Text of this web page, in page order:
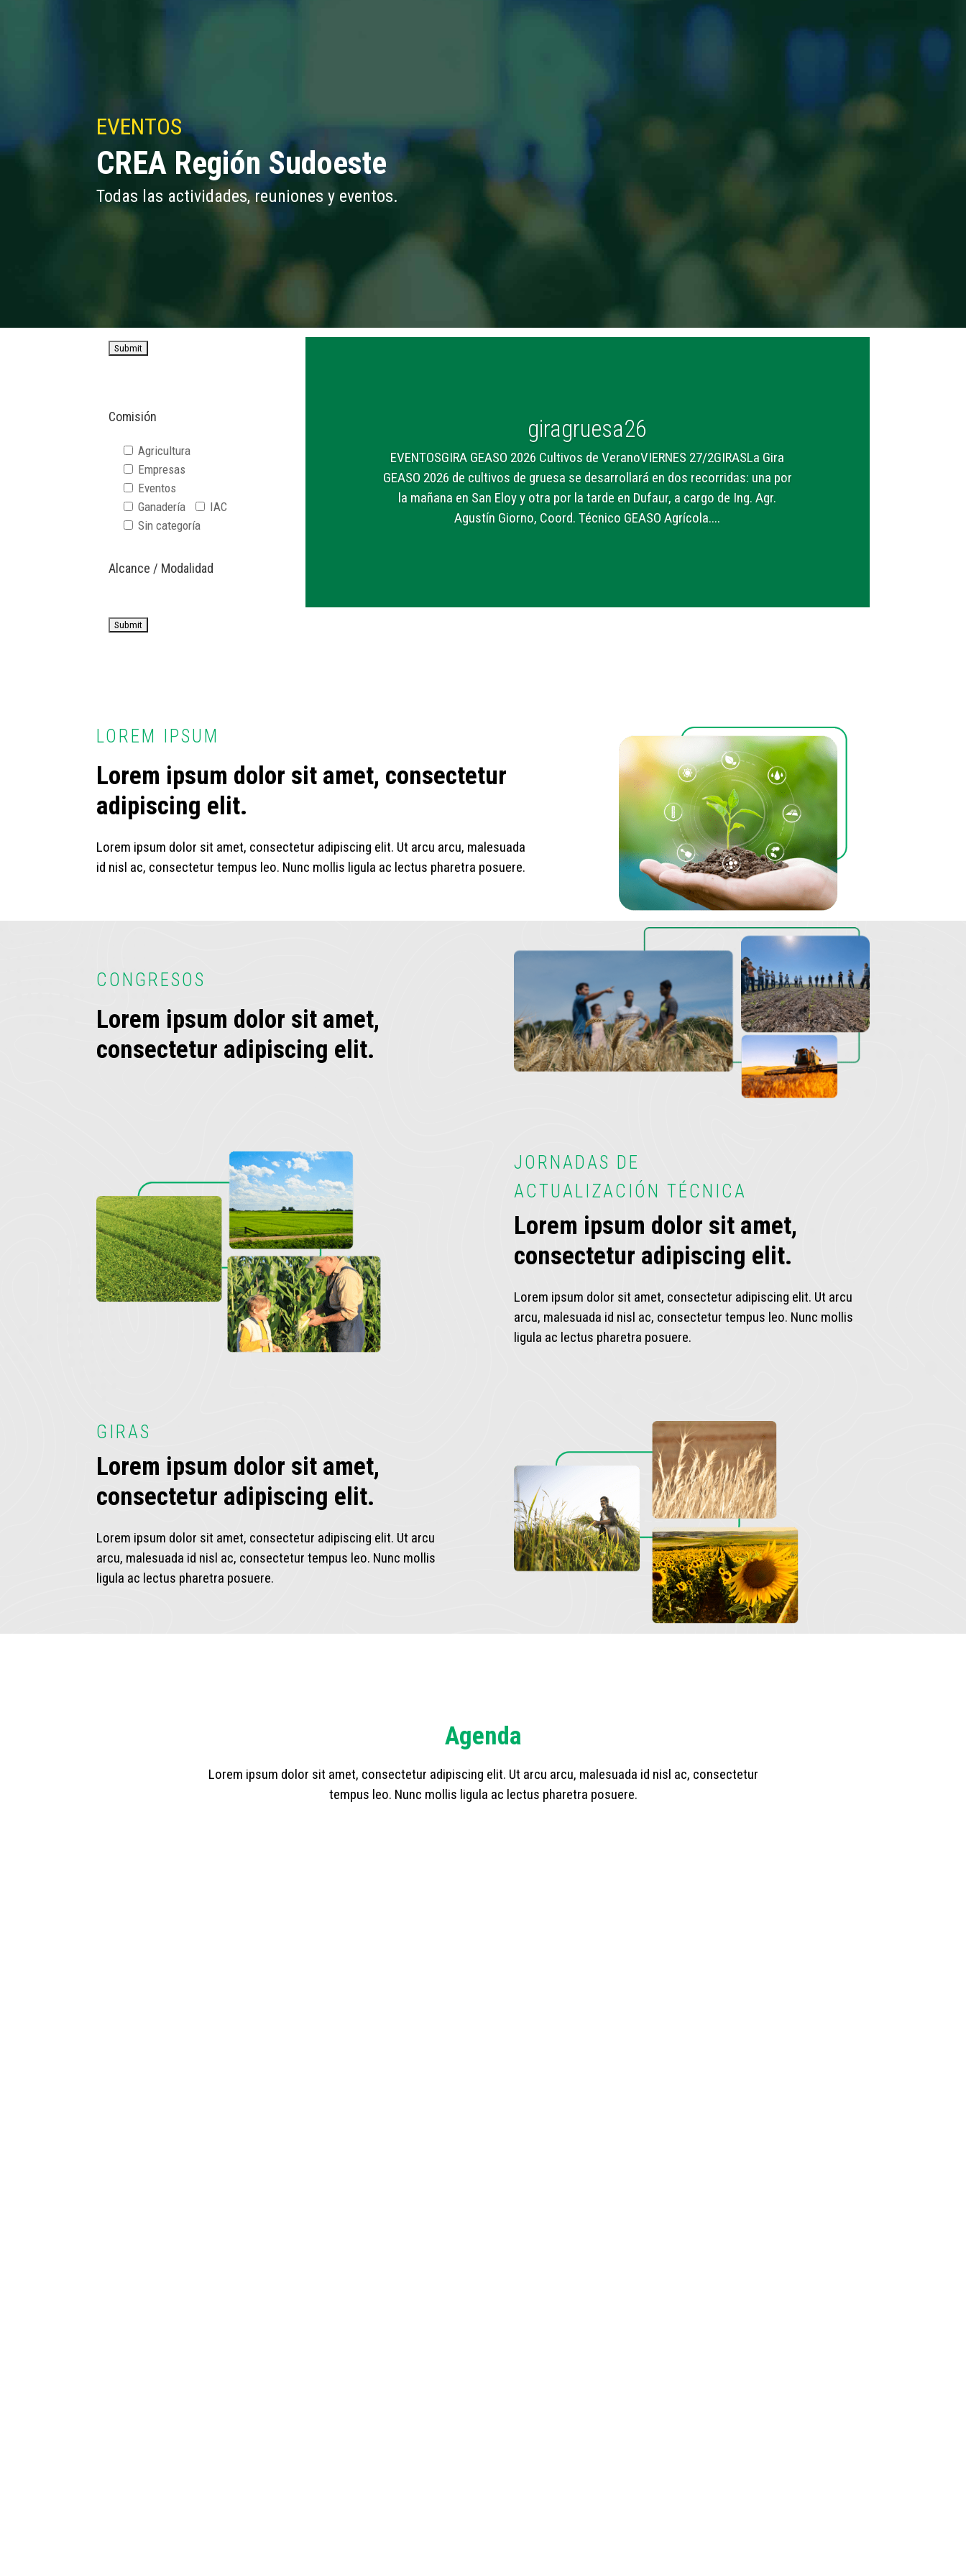
EVENTOS
CREA Región Sudoeste
Todas las actividades, reuniones y eventos.
Comisión
Agricultura
Empresas
Eventos
Ganadería
IAC
Sin categoría
Alcance / Modalidad
giragruesa26
EVENTOSGIRA GEASO 2026 Cultivos de VeranoVIERNES 27/2GIRASLa Gira
GEASO 2026 de cultivos de gruesa se desarrollará en dos recorridas: una por
la mañana en San Eloy y otra por la tarde en Dufaur, a cargo de Ing. Agr.
Agustín Giorno, Coord. Técnico GEASO Agrícola....
LOREM IPSUM
Lorem ipsum dolor sit amet, consectetur
adipiscing elit.
Lorem ipsum dolor sit amet, consectetur adipiscing elit. Ut arcu arcu, malesuada
id nisl ac, consectetur tempus leo. Nunc mollis ligula ac lectus pharetra posuere.
CONGRESOS
Lorem ipsum dolor sit amet,
consectetur adipiscing elit.
JORNADAS DE
ACTUALIZACIÓN TÉCNICA
Lorem ipsum dolor sit amet,
consectetur adipiscing elit.
Lorem ipsum dolor sit amet, consectetur adipiscing elit. Ut arcu
arcu, malesuada id nisl ac, consectetur tempus leo. Nunc mollis
ligula ac lectus pharetra posuere.
GIRAS
Lorem ipsum dolor sit amet,
consectetur adipiscing elit.
Lorem ipsum dolor sit amet, consectetur adipiscing elit. Ut arcu
arcu, malesuada id nisl ac, consectetur tempus leo. Nunc mollis
ligula ac lectus pharetra posuere.
Agenda
Lorem ipsum dolor sit amet, consectetur adipiscing elit. Ut arcu arcu, malesuada id nisl ac, consectetur
tempus leo. Nunc mollis ligula ac lectus pharetra posuere.